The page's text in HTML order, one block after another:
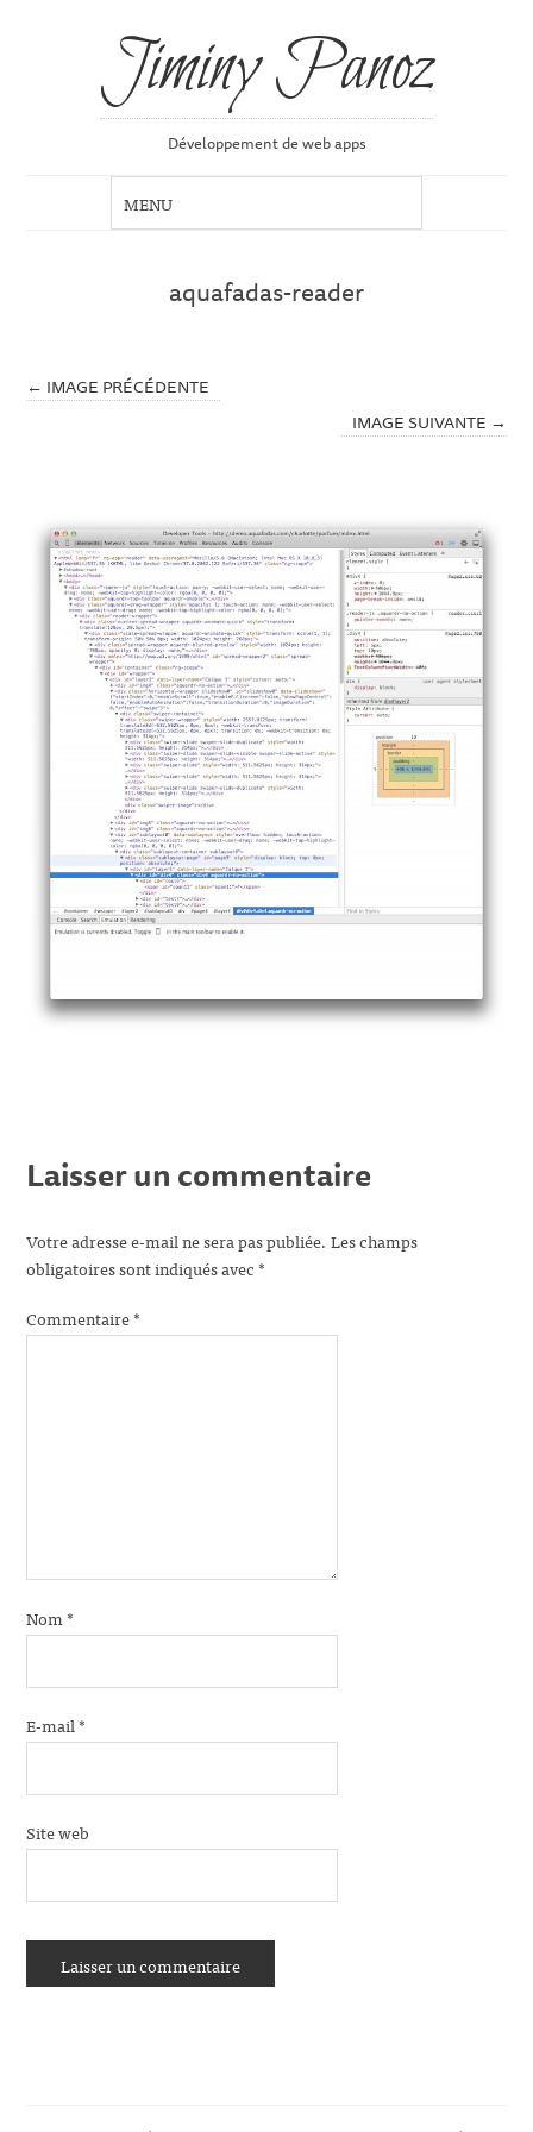
Jiminy Panoz
Développement de web apps
aquafadas-reader
← IMAGE PRÉCÉDENTE
IMAGE SUIVANTE →
Laisser un commentaire
Votre adresse e-mail ne sera pas publiée. Les champs
obligatoires sont indiqués avec*
Commentaire*
Nom*
E-mail*
Site web